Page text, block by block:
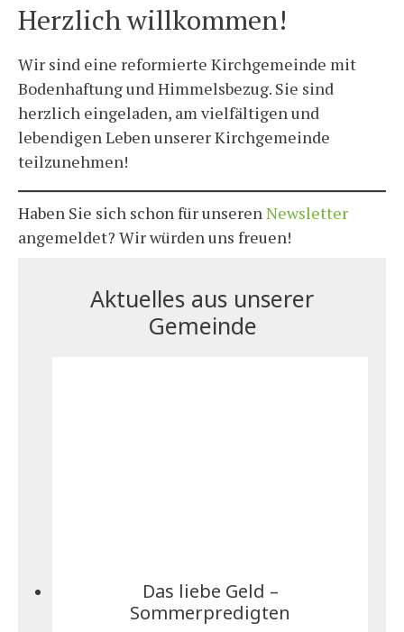
Herzlich willkommen!
Wir sind eine reformierte Kirchgemeinde mit
Bodenhaftung und Himmelsbezug. Sie sind
herzlich eingeladen, am vielfältigen und
lebendigen Leben unserer Kirchgemeinde
teilzunehmen!
Haben Sie sich schon für unserenNewsletter
angemeldet? Wir würden uns freuen!
Aktuelles aus unserer
Gemeinde
Das liebe Geld –
Sommerpredigten